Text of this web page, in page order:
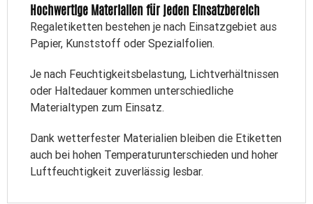
Hochwertige Materialien für jeden Einsatzbereich
Regaletiketten bestehen je nach Einsatzgebiet aus
Papier, Kunststoff oder Spezialfolien.
Je nach Feuchtigkeitsbelastung, Lichtverhältnissen
oder Haltedauer kommen unterschiedliche
Materialtypen zum Einsatz.
Dank wetterfester Materialien bleiben die Etiketten
auch bei hohen Temperaturunterschieden und hoher
Luftfeuchtigkeit zuverlässig lesbar.